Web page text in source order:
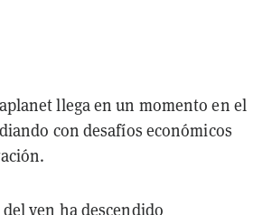
llega en un momento en el
con desafíos económicos
yen ha descendido